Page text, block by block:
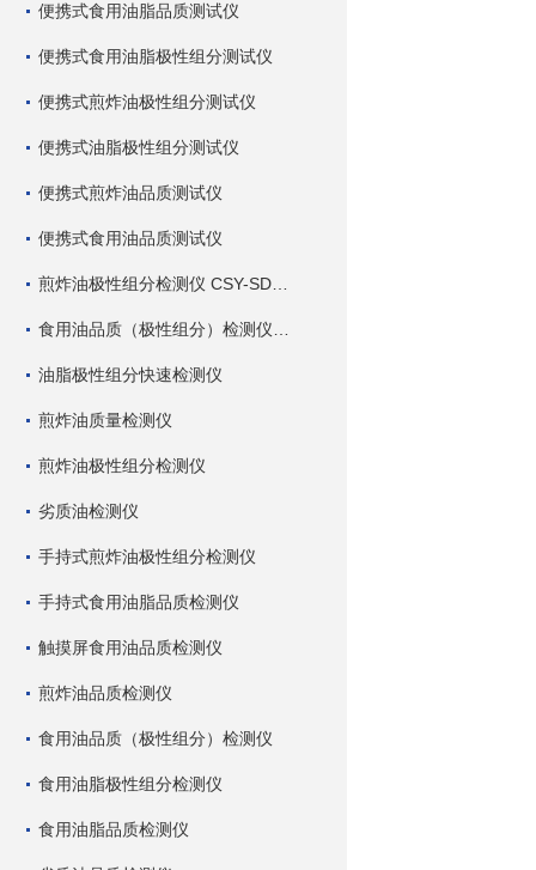
便携式食用油脂品质测试仪
便携式食用油脂极性组分测试仪
便携式煎炸油极性组分测试仪
便携式油脂极性组分测试仪
便携式煎炸油品质测试仪
便携式食用油品质测试仪
油脂极性组分快速检测仪
煎炸油质量检测仪
煎炸油极性组分检测仪
劣质油检测仪
手持式煎炸油极性组分检测仪
手持式食用油脂品质检测仪
触摸屏食用油品质检测仪
煎炸油品质检测仪
食用油品质（极性组分）检测仪
食用油脂极性组分检测仪
食用油脂品质检测仪